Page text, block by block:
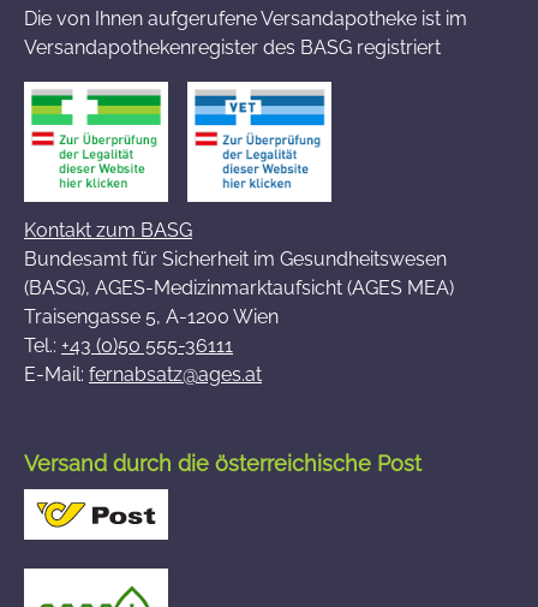
Die von Ihnen aufgerufene Versandapotheke ist im
Versandapothekenregister des BASG registriert
Kontakt zum BASG
Bundesamt für Sicherheit im Gesundheitswesen
(BASG), AGES-Medizinmarktaufsicht (AGES MEA)
Traisengasse 5, A-1200 Wien
Tel.: +43 (0)50 555-36111
E-Mail: fernabsatz@ages.at
Versand durch die österreichische Post